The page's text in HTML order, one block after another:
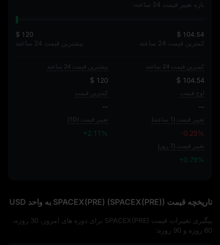
بازه تغییر قیمت 24 ساعته:
$ 104.54
کمترین قیمت 24 ساعته
$ 120
بیشترین قیمت 24 ساعته
کمترین قیمت 24 ساعته
$ 104.54
بیشترین قیمت 24 ساعته
$ 120
اوج قیمت
--
کمترین قیمت
--
تغییر قیمت (1 ساعته)
-0.25%
تغییر قیمت (1D)
+2.11%
تغییر قیمت (7 روز)
+0.79%
تاریخچه قیمت SPACEX(PRE) (SPACEX(PRE)) به واحد USD
پیگیری تغییرات قیمت SPACEX(PRE) برای دوره‌ های امروز، 30 روزه،
60 روزه و 90 روزه: